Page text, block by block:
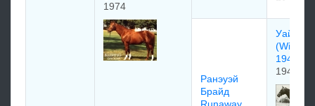
1974
Ранэуэй
Брайд
Уайлд
(Wild
1940)
1940